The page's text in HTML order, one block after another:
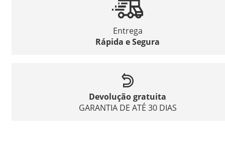
Entrega
Rápida e Segura
Devolução gratuita
GARANTIA DE ATÉ 30 DIAS